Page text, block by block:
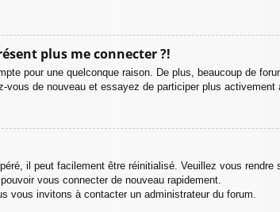
plus me connecter ?!
pour une quelconque raison. De plus, beaucoup de
de nouveau et essayez de participer plus activement
il peut facilement être réinitialisé. Veuillez vous
vous connecter de nouveau rapidement.
vous invitons à contacter un administrateur du forum.